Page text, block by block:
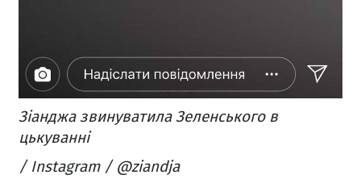
Зіанджа звинуватила Зеленського в
цькуванні
/ Instagram / @ziandja